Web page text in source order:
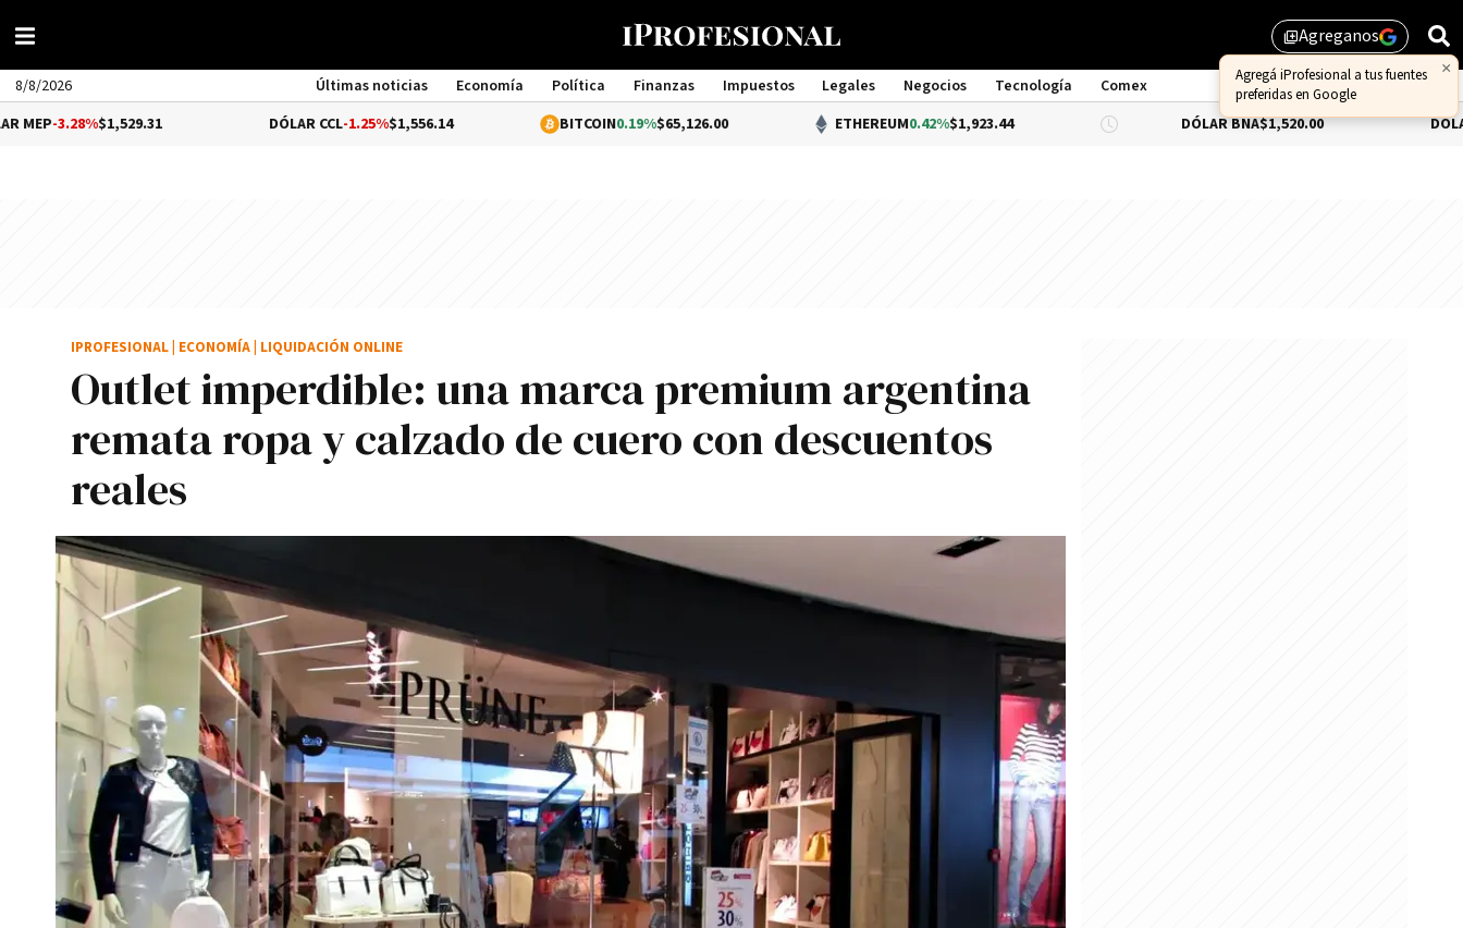
library_addAgreganos
×
Agregá iProfesional a tus fuentes
preferidas en Google
8/8/2026 Últimas noticias Economía Política Finanzas Impuestos Legales Negocios Tecnología
Comex
Management
$1,529.31 -1.25%$1,556.14 0.19%$65,126.00 ETHEREUM 0.42%$1,923.44 DÓLAR BNA $1,520.00 DÓLAR BLUE-
Outlet imperdible: una marca premium argentina
remata ropa y calzado de cuero con descuentos
reales
IPROFESIONAL ECONOMÍA LIQUIDACIÓN ONLINE